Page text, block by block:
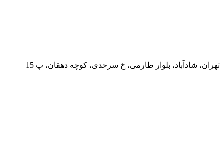
تهران، شادآباد، بلوار طارمی، خ سرحدی، کوچه دهقان، پ 15